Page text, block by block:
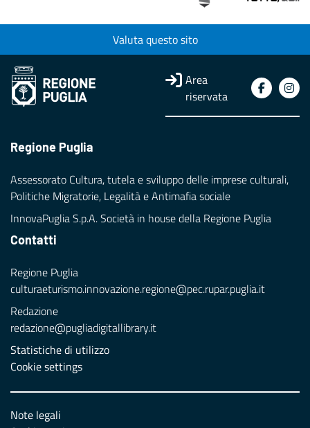
Valuta questo sito
Area
riservata
Regione Puglia
Assessorato Cultura, tutela e sviluppo delle imprese culturali,
Politiche Migratorie, Legalità e Antimafia sociale
InnovaPuglia S.p.A. Società in house della Regione Puglia
Contatti
Regione Puglia
culturaeturismo.innovazione.regione@pec.rupar.puglia.it
Redazione
redazione@pugliadigitallibrary.it
Statistiche di utilizzo
Cookie settings
Note legali